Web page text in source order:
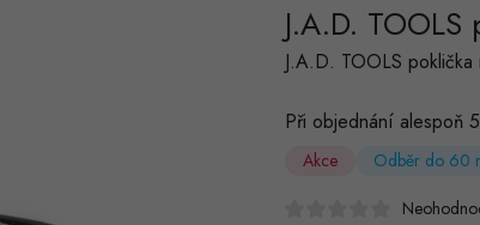
J.A.D.
Akce Odběr do 60
J.A.D. TOOLS
Při objednání alespoň